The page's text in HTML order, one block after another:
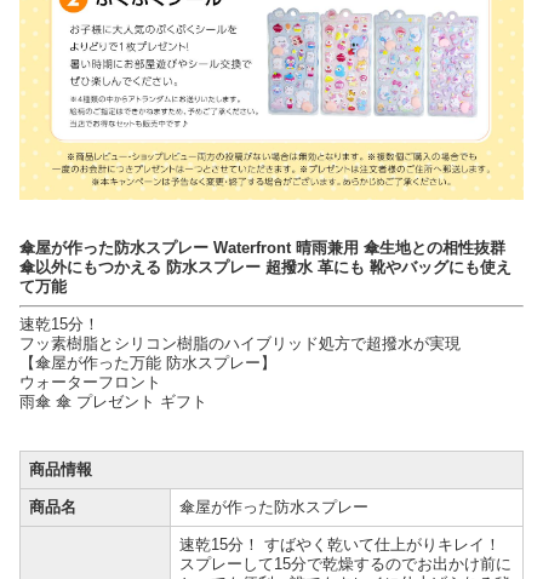
傘屋が作った防水スプレー Waterfront 晴雨兼用 傘生地との相性抜群
傘以外にもつかえる 防水スプレー 超撥水 革にも 靴やバッグにも使え
て万能
速乾15分！
フッ素樹脂とシリコン樹脂のハイブリッド処方で超撥水が実現
【傘屋が作った万能 防水スプレー】
ウォーターフロント
雨傘 傘 プレゼント ギフト
商品情報
商品名 傘屋が作った防水スプレー
速乾15分！ すばやく乾いて仕上がりキレイ！
スプレーして15分で乾燥するのでお出かけ前に